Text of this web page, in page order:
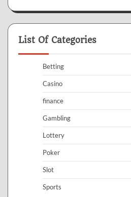
List Of Categories
Betting
Casino
finance
Gambling
Lottery
Poker
Slot
Sports